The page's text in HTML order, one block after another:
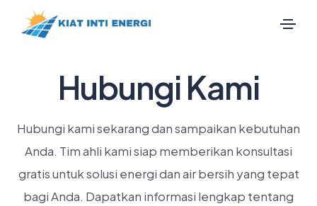
Hubungi Kami
Hubungi kami sekarang dan sampaikan kebutuhan
Anda. Tim ahli kami siap memberikan konsultasi
gratis untuk solusi energi dan air bersih yang tepat
bagi Anda. Dapatkan informasi lengkap tentang